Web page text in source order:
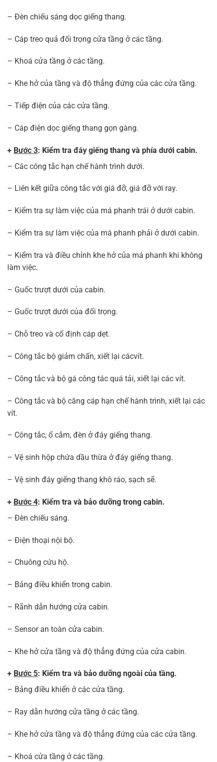
– Đèn chiếu sáng dọc giếng thang.
– Cáp treo quả đối trọng cửa tầng ở các tầng.
– Khoá cửa tầng ở các tầng.
– Khe hở của tầng và độ thẳng đứng của các cửa tầng.
– Tiếp điện của các cửa tầng.
– Cáp điện dọc giếng thang gọn gàng.
+ Bước 3: Kiểm tra đáy giếng thang và phía dưới cabin.
– Các công tắc hạn chế hành trình dưới.
– Liên kết giữa công tắc với giá đỡ, giá đỡ với ray.
– Kiểm tra sự làm việc của má phanh trái ở dưới cabin.
– Kiểm tra sự làm việc của má phanh phải ở dưới cabin.
– Kiểm tra và điều chỉnh khe hở của má phanh khi không
làm việc.
– Guốc trượt dưới của cabin.
– Guốc trượt dưới của đối trọng.
– Chỗ treo và cố định cáp dẹt.
– Công tắc bộ giảm chấn, xiết lại cácvít.
– Công tắc và bộ gá công tác quá tải, xiết lại các vít.
– Công tắc và bộ căng cáp hạn chế hành trình, xiết lại các
vít.
– Công tắc, ổ cắm, đèn ở đáy giếng thang.
– Vệ sinh hộp chứa dầu thừa ở đáy giếng thang.
– Vệ sinh đáy giếng thang khô ráo, sạch sẽ.
+ Bước 4: Kiểm tra và bảo dưỡng trong cabin.
– Đèn chiếu sáng.
– Điện thoại nội bộ.
– Chuông cứu hộ.
– Bảng điều khiển trong cabin.
– Rãnh dẫn hướng cửa cabin.
– Sensor an toàn cửa cabin.
– Khe hở cửa tầng và độ thẳng đứng của cửa cabin.
+ Bước 5: Kiểm tra và bảo dưỡng ngoài của tầng.
– Bảng điều khiển ở các cửa tầng.
– Ray dẫn hướng cửa tầng ở các tầng.
– Khe hở cửa tầng và độ thẳng đứng của các cửa tầng.
– Khoá cửa tầng ở các tầng.